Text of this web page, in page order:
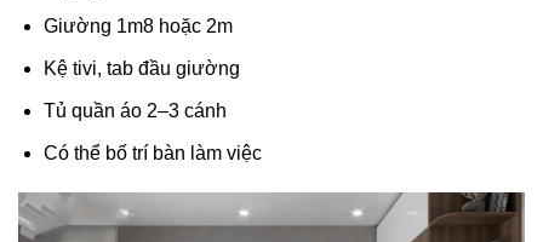
Giường 1m8 hoặc 2m
Kệ tivi, tab đầu giường
Tủ quần áo 2–3 cánh
Có thể bố trí bàn làm việc